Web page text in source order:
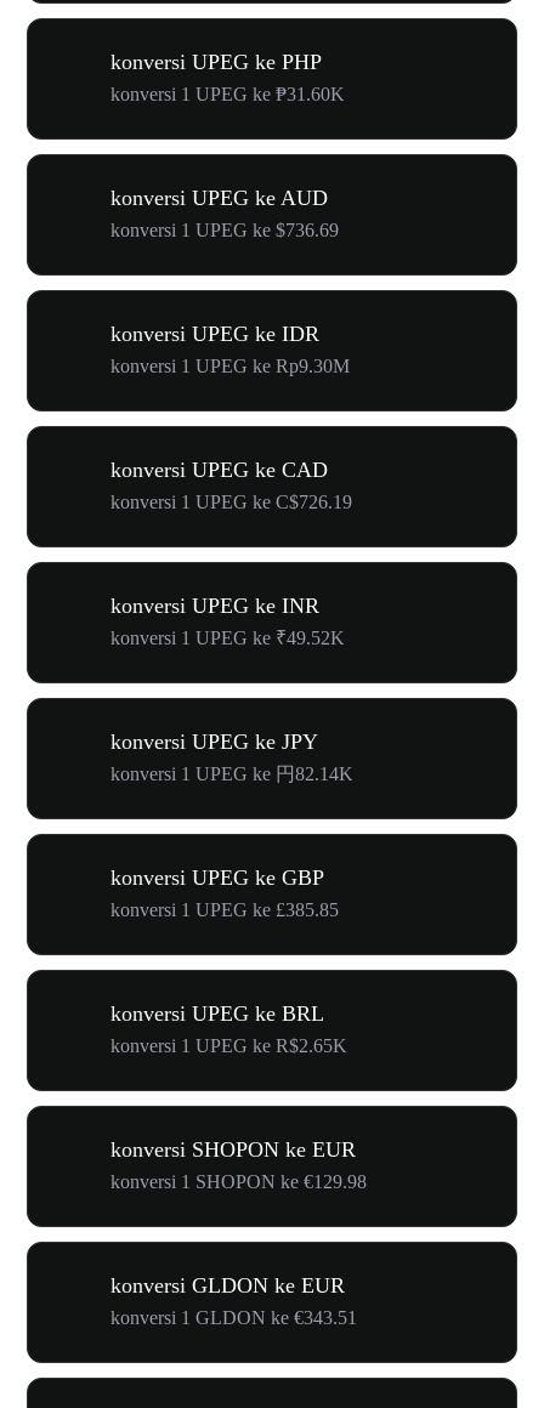
konversi UPEG ke PHP
konversi 1 UPEG ke ₱31.60K
konversi UPEG ke AUD
konversi 1 UPEG ke $736.69
konversi UPEG ke IDR
konversi 1 UPEG ke Rp9.30M
konversi UPEG ke CAD
konversi 1 UPEG ke C$726.19
konversi UPEG ke INR
konversi 1 UPEG ke ₹49.52K
konversi UPEG ke JPY
konversi 1 UPEG ke 円82.14K
konversi UPEG ke GBP
konversi 1 UPEG ke £385.85
konversi UPEG ke BRL
konversi 1 UPEG ke R$2.65K
konversi SHOPON ke EUR
konversi 1 SHOPON ke €129.98
konversi GLDON ke EUR
konversi 1 GLDON ke €343.51